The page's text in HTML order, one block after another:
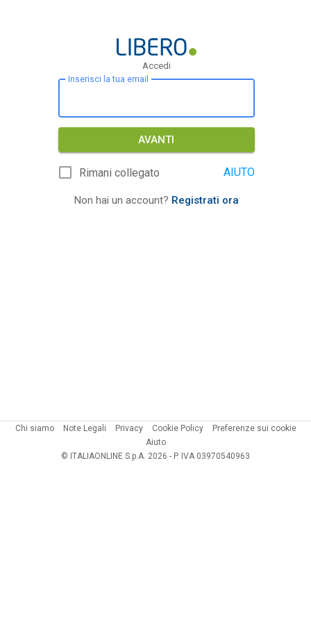
Accedi
Inserisci la tua email
AVANTI
Rimani collegato AIUTO
Non hai un account? Registrati ora
Chi siamo Note Legali Privacy Cookie Policy
Preferenze sui cookie
Aiuto
© ITALIAONLINE S.p.A. 2026 - P. IVA 03970540963